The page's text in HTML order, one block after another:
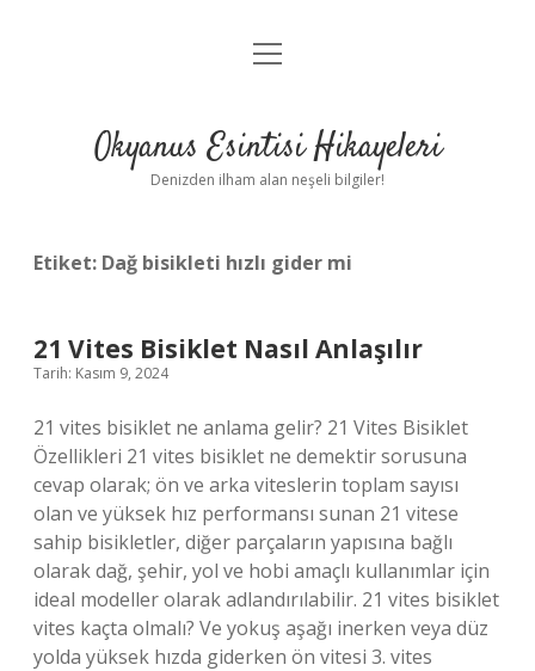
Anasayfa
Yasal Uyarı
menüyü
Okyanus Esintisi Hikayeleri
Denizden ilham alan neşeli bilgiler!
Etiket: Dağ bisikleti hızlı gider mi
21 Vites Bisiklet Nasıl Anlaşılır
Tarih: Kasım 9, 2024
21 vites bisiklet ne anlama gelir? 21 Vites Bisiklet
Özellikleri 21 vites bisiklet ne demektir sorusuna
cevap olarak; ön ve arka viteslerin toplam sayısı
olan ve yüksek hız performansı sunan 21 vitese
sahip bisikletler, diğer parçaların yapısına bağlı
olarak dağ, şehir, yol ve hobi amaçlı kullanımlar için
ideal modeller olarak adlandırılabilir. 21 vites bisiklet
vites kaçta olmalı? Ve yokuş aşağı inerken veya düz
yolda yüksek hızda giderken ön vitesi 3. vites